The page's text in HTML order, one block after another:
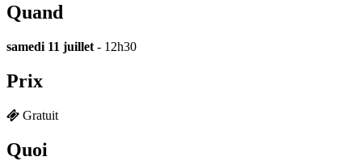
Quand
samedi 11 juillet - 12h30
Prix
Gratuit
Quoi